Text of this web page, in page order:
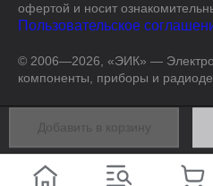
офертой и носит
Пользовательское соглашение.
© 2006—2026 , «ЭИК» —
компоненты, приборы и